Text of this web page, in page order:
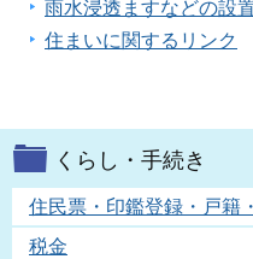
雨水浸透ますなどの設
住まいに関するリンク
くらし・手続き
住民票・印鑑登録・戸籍
税金